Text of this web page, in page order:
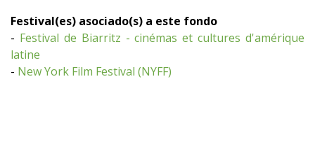
Festival(es) asociado(s) a este fondo
- Festival de Biarritz - cinémas et cultures d'amérique
latine
- New York Film Festival (NYFF)